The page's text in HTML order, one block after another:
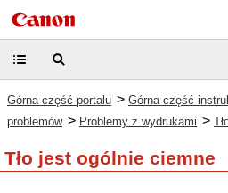
Górna część portalu > Górna część
problemów > Problemy z wydrukami >
Tło jest ogólnie ciemne